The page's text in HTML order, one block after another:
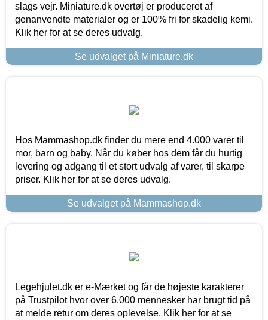
slags vejr. Miniature.dk overtøj er produceret af
genanvendte materialer og er 100% fri for skadelig kemi.
Klik her for at se deres udvalg.
Se udvalget på Miniature.dk
Hos Mammashop.dk finder du mere end 4.000 varer til
mor, barn og baby. Når du køber hos dem får du hurtig
levering og adgang til et stort udvalg af varer, til skarpe
priser. Klik her for at se deres udvalg.
Se udvalget på Mammashop.dk
Legehjulet.dk er e-Mærket og får de højeste karakterer
på Trustpilot hvor over 6.000 mennesker har brugt tid på
at melde retur om deres oplevelse. Klik her for at se